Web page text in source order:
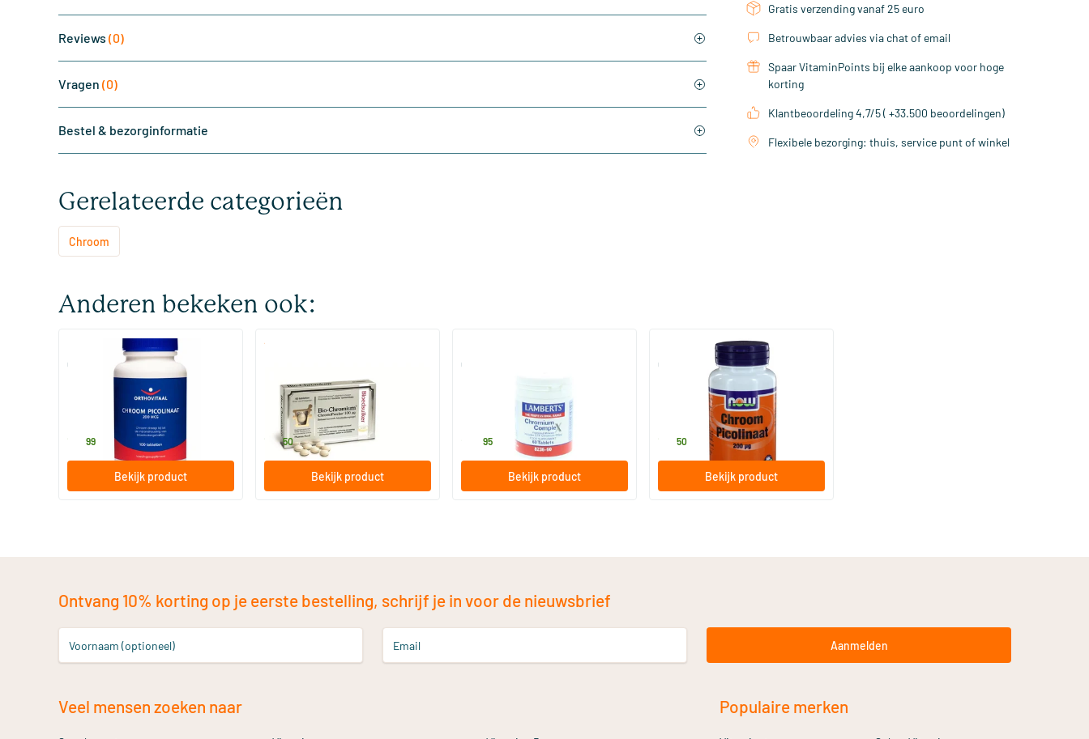
Reviews (0)
Vragen (0)
Bestel & bezorginformatie
Gratis verzending vanaf 25 euro
Betrouwbaar advies via chat of email
Spaar VitaminPoints bij elke aankoop voor hoge
korting
Klantbeoordeling 4,7/5 ( +33.500 beoordelingen)
Flexibele bezorging: thuis, service punt of winkel
Gerelateerde categorieën
Chroom
Anderen bekeken ook:
Chroom Picolinaat
100 tabletten
99
Bekijk product
60 tabletten
Pharma Nord
18.50
Bekijk product
Chroom complex
95
Bekijk product
Chromium picolinate 200mcg
100 Plantaardige capsules
50
Bekijk product
Ontvang 10% korting op je eerste bestelling, schrijf je in voor de nieuwsbrief
Voornaam (optioneel) Email Aanmelden
Veel mensen zoeken naar Populaire merken